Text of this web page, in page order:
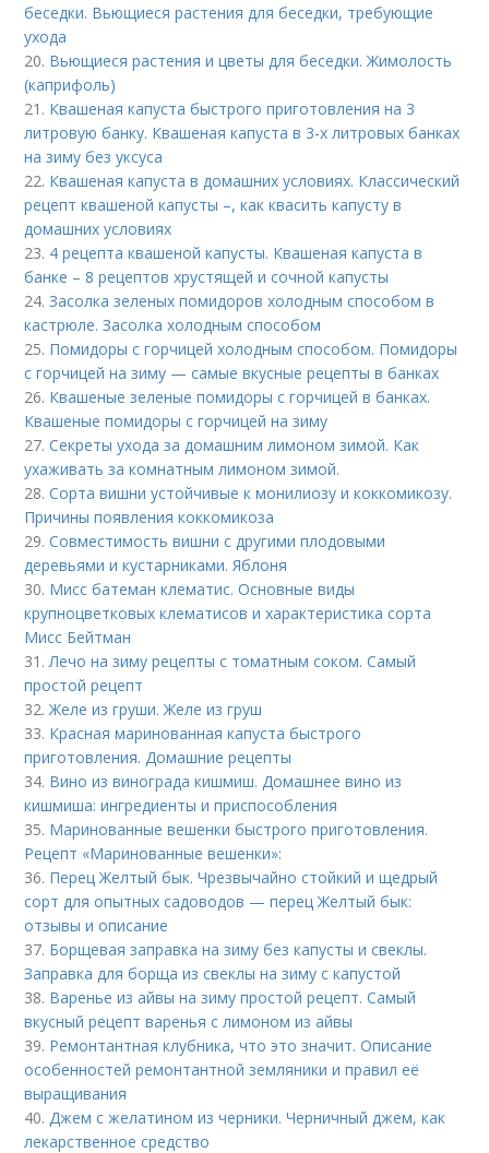
беседки. Вьющиеся растения для беседки, требующие
ухода
20. Вьющиеся растения и цветы для беседки. Жимолость
(каприфоль)
21. Квашеная капуста быстрого приготовления на 3
литровую банку. Квашеная капуста в 3-х литровых банках
на зиму без уксуса
22. Квашеная капуста в домашних условиях. Классический
рецепт квашеной капусты –, как квасить капусту в
домашних условиях
23. 4 рецепта квашеной капусты. Квашеная капуста в
банке – 8 рецептов хрустящей и сочной капусты
24.Засолка зеленых помидоров холодным способом в
кастрюле. Засолка холодным способом
25. Помидоры с горчицей холодным способом. Помидоры
с горчицей на зиму — самые вкусные рецепты в банках
26. Квашеные зеленые помидоры с горчицей в банках.
Квашеные помидоры с горчицей на зиму
27.Секреты ухода за домашним лимоном зимой. Как
ухаживать за комнатным лимоном зимой.
28.Сорта вишни устойчивые к монилиозу и коккомикозу.
Причины появления коккомикоза
29.Совместимость вишни с другими плодовыми
деревьями и кустарниками. Яблоня
30. Мисс батеман клематис. Основные виды
крупноцветковых клематисов и характеристика сорта
Мисс Бейтман
31. Лечо на зиму рецепты с томатным соком. Самый
простой рецепт
32.Желе из груши. Желе из груш
33. Красная маринованная капуста быстрого
приготовления. Домашние рецепты
34. Вино из винограда кишмиш. Домашнее вино из
кишмиша: ингредиенты и приспособления
35. Маринованные вешенки быстрого приготовления.
Рецепт «Маринованные вешенки»:
36. Перец Желтый бык. Чрезвычайно стойкий и щедрый
сорт для опытных садоводов — перец Желтый бык:
отзывы и описание
37. Борщевая заправка на зиму без капусты и свеклы.
Заправка для борща из свеклы на зиму с капустой
38. Варенье из айвы на зиму простой рецепт. Самый
вкусный рецепт варенья с лимоном из айвы
39. Ремонтантная клубника, что это значит. Описание
особенностей ремонтантной земляники и правил её
выращивания
40. Джем с желатином из черники. Черничный джем, как
лекарственное средство